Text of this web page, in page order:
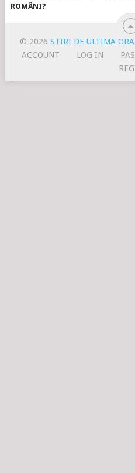
ROMÂNI?
© 2026STIRI DE ULTIMA
ACCOUNT
LOG IN